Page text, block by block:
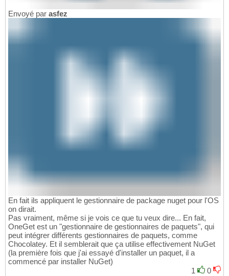
Envoyé par asfez
En fait ils appliquent le gestionnaire de package nuget pour l'OS
on dirait.
Pas vraiment, même si je vois ce que tu veux dire... En fait,
OneGet est un "gestionnaire de gestionnaires de paquets", qui
peut intégrer différents gestionnaires de paquets, comme
Chocolatey. Et il semblerait que ça utilise effectivement NuGet
(la première fois que j'ai essayé d'installer un paquet, il a
commencé par installer NuGet)
1
0